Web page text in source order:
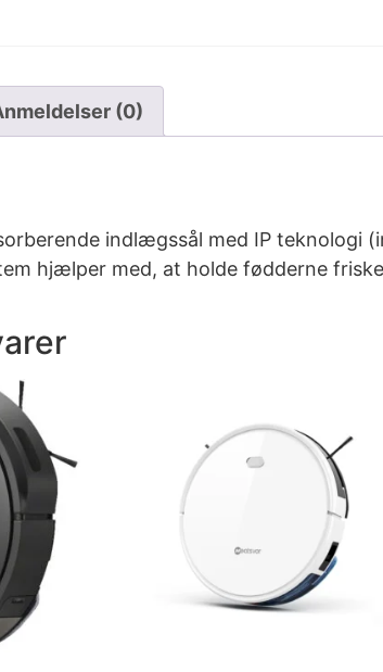
(0)
indlægssål med IP teknologi
hjælper med, at holde fødderne